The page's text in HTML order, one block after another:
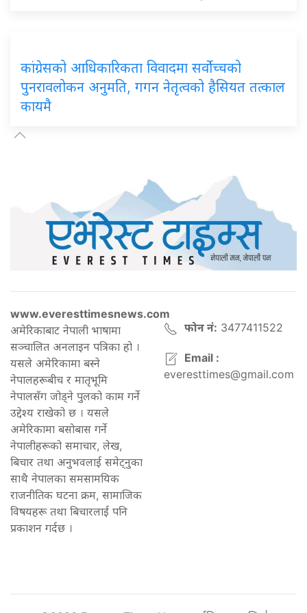
कांग्रेसको आधिकारिकता विवादमा सर्वोच्चको
पुनरावलोकन अनुमति, गगन नेतृत्वको हैसियत तत्काल
कायमै
www.everesttimesnews.com
अमेरिकाबाट नेपाली भाषामा
सञ्चालित अनलाइन पत्रिका हो ।
यसले अमेरिकामा बस्ने
नेपालहरूबीच र मातृभूमि
नेपालसँग जोड्ने पुलको काम गर्ने
उद्देश्य राखेको छ । यसले
अमेरिकामा बसोबास गर्ने
नेपालीहरूको समाचार, लेख,
बिचार तथा अनुभवलाई समेट्नुका
साथै नेपालका समसामयिक
राजनीतिक घटना क्रम, सामाजिक
विषयहरू तथा बिचारलाई पनि
प्रकाशन गर्दछ ।
फोन नं: 3477411522
Email :
everesttimes@gmail.com